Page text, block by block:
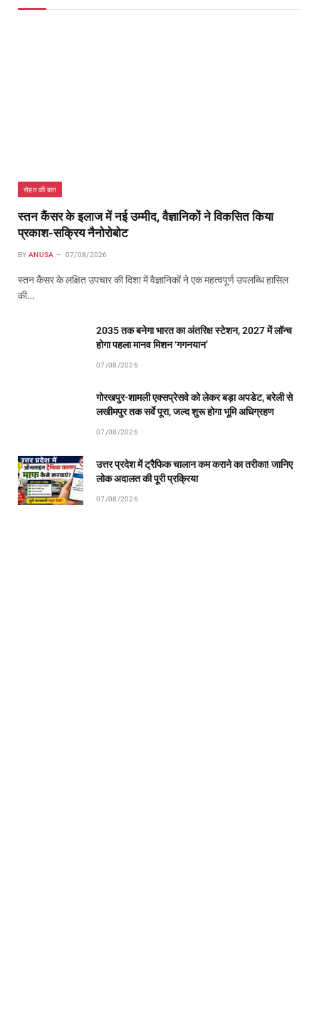
सेहत की बात
स्तन कैंसर के इलाज में नई उम्मीद, वैज्ञानिकों ने विकसित किया
प्रकाश-सक्रिय नैनोरोबोट
BY ANUSA 07/08/2026
स्तन कैंसर के लक्षित उपचार की दिशा में वैज्ञानिकों ने एक महत्वपूर्ण उपलब्धि हासिल
की…
2035 तक बनेगा भारत का अंतरिक्ष स्टेशन, 2027 में लॉन्च
होगा पहला मानव मिशन ‘गगनयान’
07/08/2026
गोरखपुर-शामली एक्सप्रेसवे को लेकर बड़ा अपडेट, बरेली से
लखीमपुर तक सर्वे पूरा, जल्द शुरू होगा भूमि अधिग्रहण
07/08/2026
उत्तर प्रदेश में ट्रैफिक चालान कम कराने का तरीका! जानिए
लोक अदालत की पूरी प्रक्रिया
07/08/2026